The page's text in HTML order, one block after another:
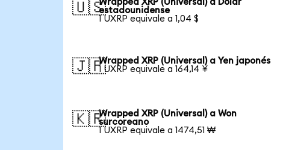
🇺🇸Wrapped XRP (Universal) a Dólar
estadounidense
1 UXRP equivale a 1,04 $
🇯🇵Wrapped XRP (Universal) a Yen japonés
1 UXRP equivale a 164,14 ¥
🇰🇷Wrapped XRP (Universal) a Won
surcoreano
1 UXRP equivale a 1474,51 ₩